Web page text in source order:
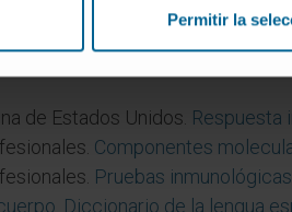
Permitir la
tenga una afinidad
de Estados Unidos. Respuesta
Componentes
Pruebas
Diccionario de la lengua